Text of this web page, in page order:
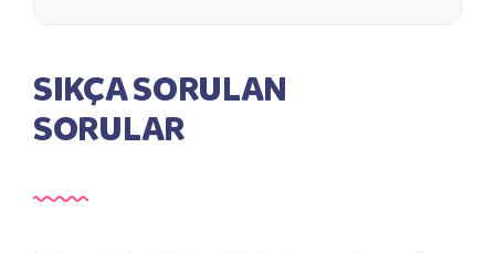
SIKÇA SORULAN
SORULAR